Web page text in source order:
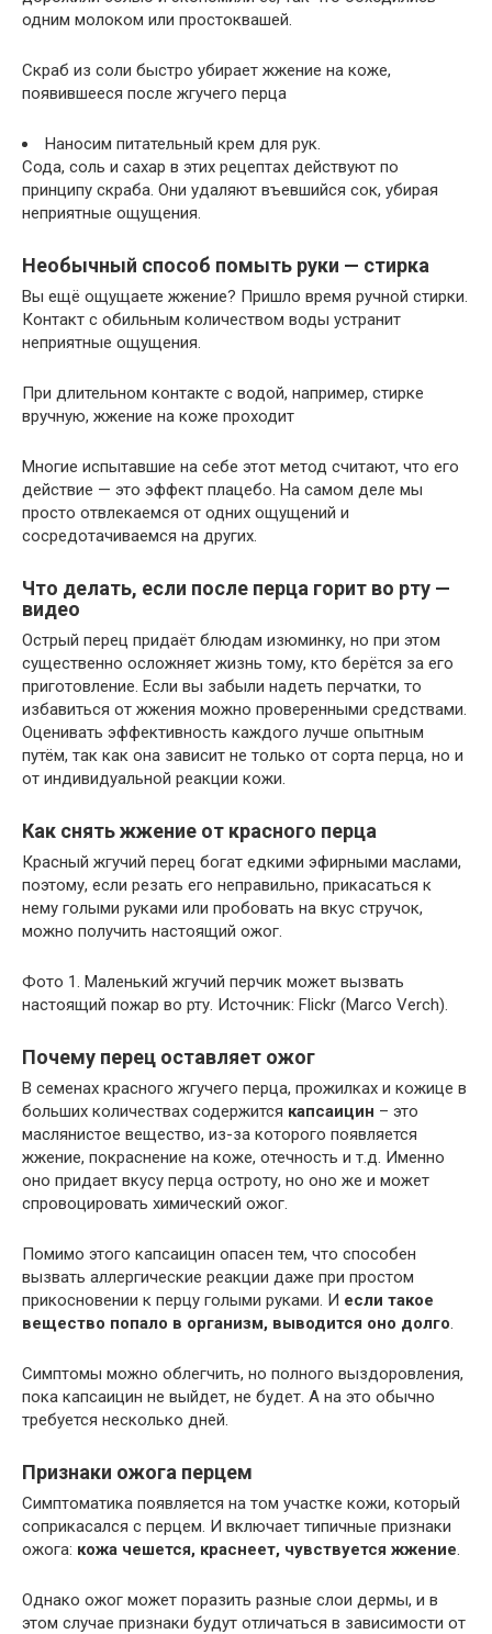
одним молоком или простоквашей.
Скраб из соли быстро убирает жжение на коже,
появившееся после жгучего перца
Наносим питательный крем для рук.
Сода, соль и сахар в этих рецептах действуют по
принципу скраба. Они удаляют въевшийся сок, убирая
неприятные ощущения.
Необычный способ помыть руки — стирка
Вы ещё ощущаете жжение? Пришло время ручной стирки.
Контакт с обильным количеством воды устранит
неприятные ощущения.
При длительном контакте с водой, например, стирке
вручную, жжение на коже проходит
Многие испытавшие на себе этот метод считают, что его
действие — это эффект плацебо. На самом деле мы
просто отвлекаемся от одних ощущений и
сосредотачиваемся на других.
Что делать, если после перца горит во рту —
видео
Острый перец придаёт блюдам изюминку, но при этом
существенно осложняет жизнь тому, кто берётся за его
приготовление. Если вы забыли надеть перчатки, то
избавиться от жжения можно проверенными средствами.
Оценивать эффективность каждого лучше опытным
путём, так как она зависит не только от сорта перца, но и
от индивидуальной реакции кожи.
Как снять жжение от красного перца
Красный жгучий перец богат едкими эфирными маслами,
поэтому, если резать его неправильно, прикасаться к
нему голыми руками или пробовать на вкус стручок,
можно получить настоящий ожог.
Фото 1. Маленький жгучий перчик может вызвать
настоящий пожар во рту. Источник: Flickr (Marco Verch).
Почему перец оставляет ожог
В семенах красного жгучего перца, прожилках и кожице в
больших количествах содержится капсаицин – это
маслянистое вещество, из-за которого появляется
жжение, покраснение на коже, отечность и т.д. Именно
оно придает вкусу перца остроту, но оно же и может
спровоцировать химический ожог.
Помимо этого капсаицин опасен тем, что способен
вызвать аллергические реакции даже при простом
прикосновении к перцу голыми руками. И если такое
вещество попало в организм, выводится оно долго.
Симптомы можно облегчить, но полного выздоровления,
пока капсаицин не выйдет, не будет. А на это обычно
требуется несколько дней.
Признаки ожога перцем
Симптоматика появляется на том участке кожи, который
соприкасался с перцем. И включает типичные признаки
ожога: кожа чешется, краснеет, чувствуется жжение.
Однако ожог может поразить разные слои дермы, и в
этом случае признаки будут отличаться в зависимости от